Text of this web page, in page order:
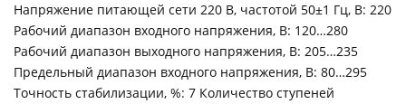
Напряжение питающей сети 220 В, частотой 50±1 Гц, В: 220
Рабочий диапазон входного напряжения, В: 120…280
Рабочий диапазон выходного напряжения, В: 205…235
Предельный диапазон входного напряжения, В: 80…295
Точность стабилизации, %: 7 Количество ступеней